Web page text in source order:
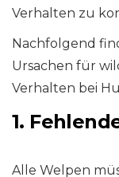
Verhalten zu
Nachfolgend
Ursachen für
Verhalten bei
1.
Alle Welpen